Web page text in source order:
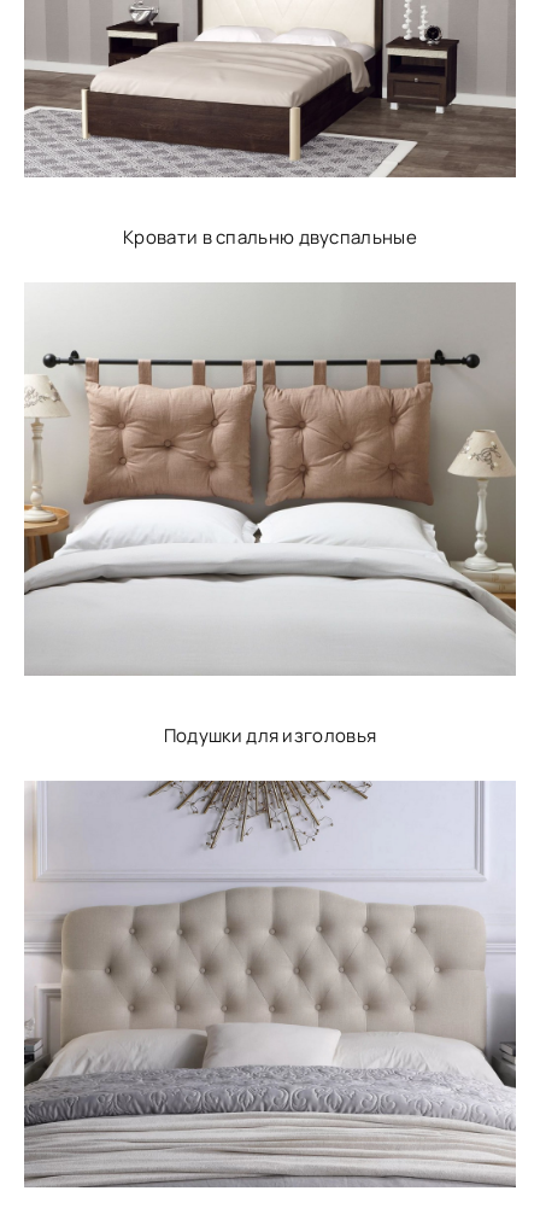
Кровати в спальню двуспальные
Подушки для изголовья